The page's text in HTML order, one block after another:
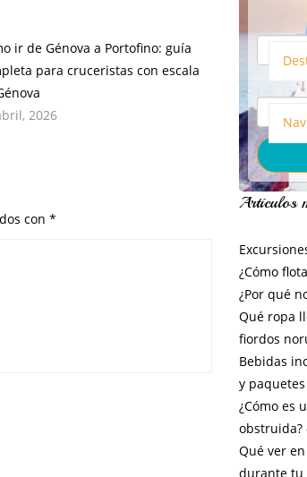
ir de Génova a Portofino: guía
para cruceristas con escala
2026
con *
Artículos
¿Cómo
¿Por qué
Qué ropa
fiordos
Bebidas
y
¿Cómo es
obstruida?
Qué ver
durante tu